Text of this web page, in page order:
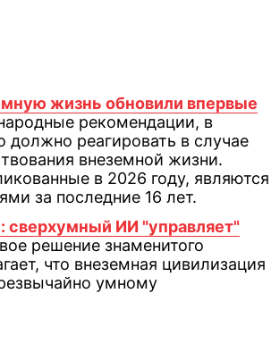
жизнь обновили впервые
рекомендации, в
должно реагировать в случае
внеземной жизни.
в 2026 году, являются
за последние 16 лет.
ИИ "управляет"
решение знаменитого
что внеземная цивилизация
умному